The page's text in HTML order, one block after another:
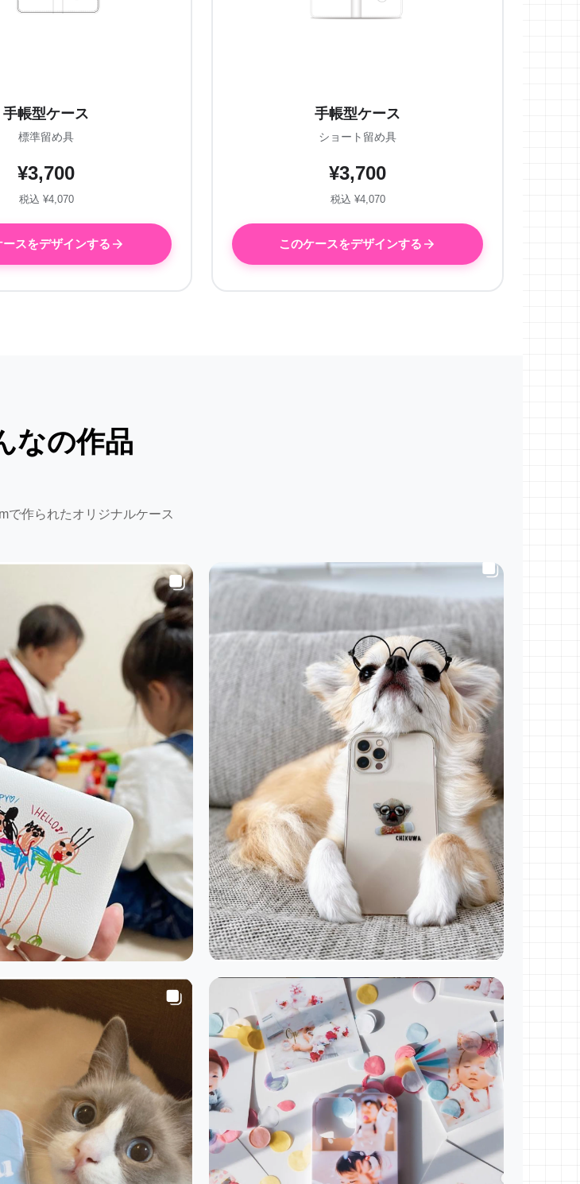
手帳型ケース
標準留め具
¥3,700
税込 ¥4,070
ースをデザインする
手帳型ケース
ショート留め具
¥3,700
税込 ¥4,070
このケースをデザインする
なの作品
で作られたオリジナルケース